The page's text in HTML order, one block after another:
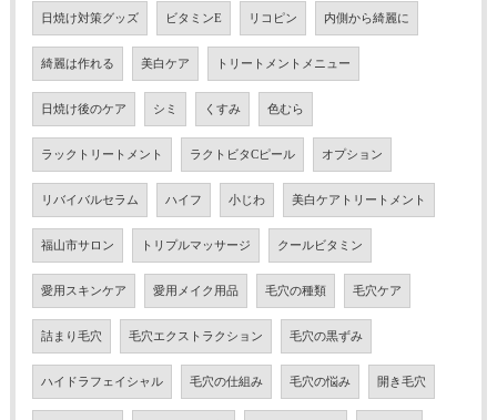
日焼け対策グッズ ビタミンE リコピン 内側から綺麗に
綺麗は作れる 美白ケア トリートメントメニュー
日焼け後のケア シミ くすみ 色むら
ラックトリートメント ラクトビタCピール オプション
リバイバルセラム ハイフ 小じわ 美白ケアトリートメント
福山市サロン トリプルマッサージ クールビタミン
愛用スキンケア 愛用メイク用品 毛穴の種類 毛穴ケア
詰まり毛穴 毛穴エクストラクション 毛穴の黒ずみ
ハイドラフェイシャル 毛穴の仕組み 毛穴の悩み 開き毛穴